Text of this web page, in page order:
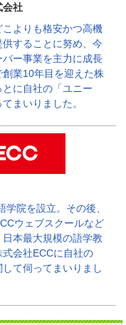
会社
よりも格安かつ高機
することに努め、今
ー事業を主力に成長
業10年目を迎えた株
に自社の「ユニー
まいりました。
学院を設立。その後、
ウェブスクールなど
本最大規模の語学教
会社ECCに自社の
して伺ってまいりまし